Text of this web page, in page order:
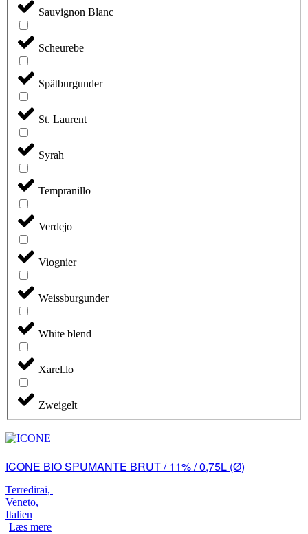
Sauvignon Blanc
Scheurebe
Spätburgunder
St. Laurent
Syrah
Tempranillo
Verdejo
Viognier
Weissburgunder
White blend
Xarel.lo
Zweigelt
ICONE BIO SPUMANTE BRUT / 11% / 0,75L (Ø)
Terredirai,
Veneto,
Italien
Læs mere